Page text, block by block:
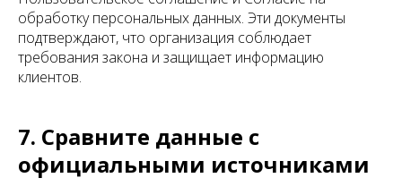
обработку персональных данных. Эти документы
подтверждают, что организация соблюдает
требования закона и защищает информацию
клиентов.
7. Сравните данные с
официальными источниками